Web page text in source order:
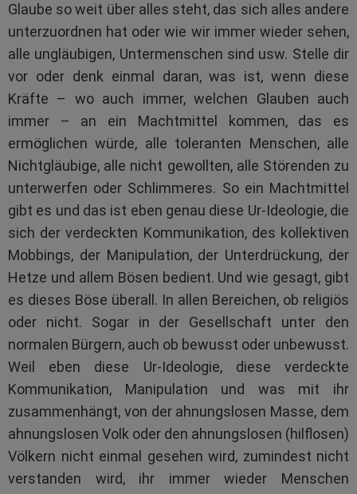
Glaube so weit über alles steht, das sich alles andere
unterzuordnen hat oder wie wir immer wieder sehen,
alle ungläubigen, Untermenschen sind usw. Stelle dir
vor oder denk einmal daran, was ist, wenn diese
Kräfte – wo auch immer, welchen Glauben auch
immer – an ein Machtmittel kommen, das es
ermöglichen würde, alle toleranten Menschen, alle
Nichtgläubige, alle nicht gewollten, alle Störenden zu
unterwerfen oder Schlimmeres. So ein Machtmittel
gibt es und das ist eben genau diese Ur-Ideologie, die
sich der verdeckten Kommunikation, des kollektiven
Mobbings, der Manipulation, der Unterdrückung, der
Hetze und allem Bösen bedient. Und wie gesagt, gibt
es dieses Böse überall. In allen Bereichen, ob religiös
oder nicht. Sogar in der Gesellschaft unter den
normalen Bürgern, auch ob bewusst oder unbewusst.
Weil eben diese Ur-Ideologie, diese verdeckte
Kommunikation, Manipulation und was mit ihr
zusammenhängt, von der ahnungslosen Masse, dem
ahnungslosen Volk oder den ahnungslosen (hilflosen)
Völkern nicht einmal gesehen wird, zumindest nicht
verstanden wird, ihr immer wieder Menschen